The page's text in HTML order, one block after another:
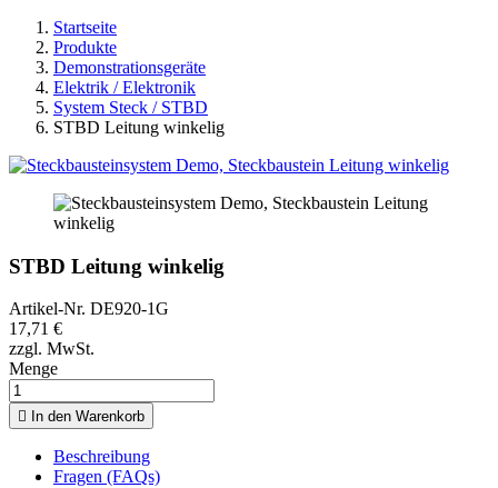
Startseite
Produkte
Demonstrationsgeräte
Elektrik / Elektronik
System Steck / STBD
STBD Leitung winkelig
STBD Leitung winkelig
Artikel-Nr. DE920-1G
17,71 €
zzgl. MwSt.
Menge
 In den Warenkorb
Beschreibung
Fragen (FAQs)